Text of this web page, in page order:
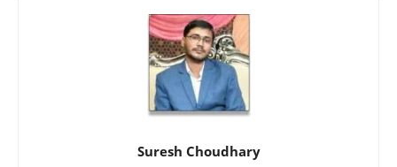
Suresh Choudhary